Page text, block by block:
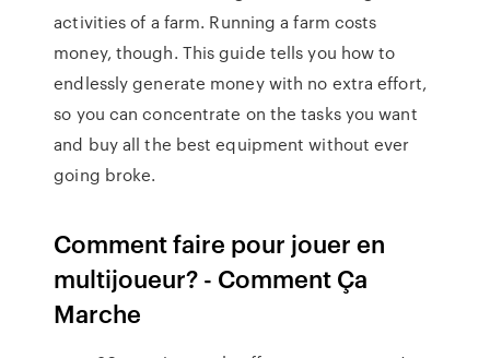
activities of a farm. Running a farm costs
money, though. This guide tells you how to
endlessly generate money with no extra effort,
so you can concentrate on the tasks you want
and buy all the best equipment without ever
going broke.
Comment faire pour jouer en
multijoueur? - Comment Ça
Marche